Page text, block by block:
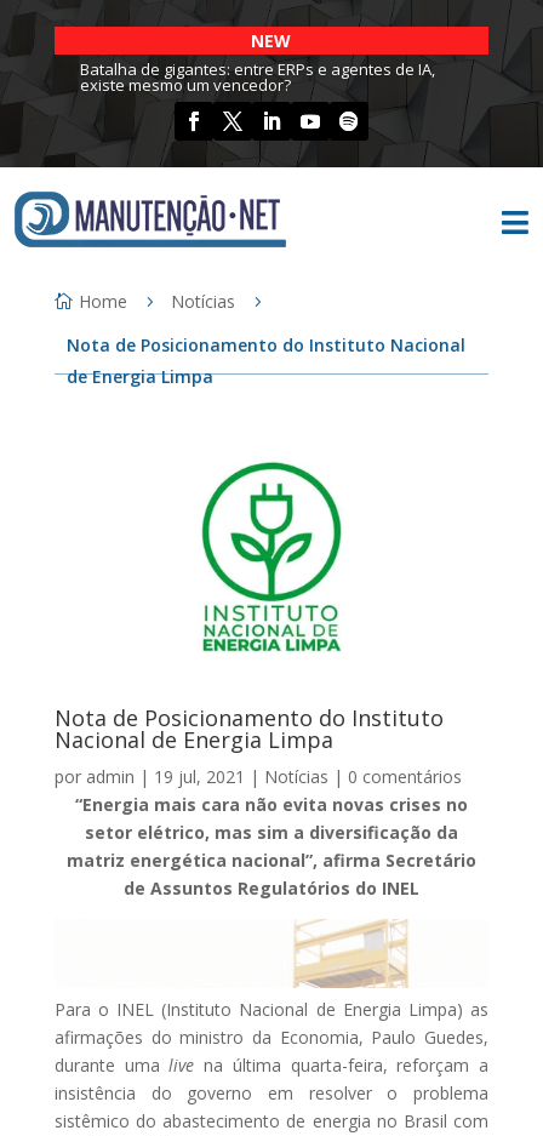
NEW
Batalha de gigantes: entre ERPs e agentes de IA,
existe mesmo um vencedor?

Home
Notícias
Nota de Posicionamento do Instituto Nacional
de Energia Limpa
Nota de Posicionamento do Instituto
Nacional de Energia Limpa
por admin | 19 jul, 2021 | Notícias | 0 comentários
“Energia mais cara não evita novas crises no
setor elétrico, mas sim a diversificação da
matriz energética nacional”, afirma Secretário
de Assuntos Regulatórios do INEL
Para o INEL (Instituto Nacional de Energia Limpa) as
afirmações do ministro da Economia, Paulo Guedes,
durante umalive na última quarta-feira, reforçam a
insistência do governo em resolver o problema
sistêmico do abastecimento de energia no Brasil com